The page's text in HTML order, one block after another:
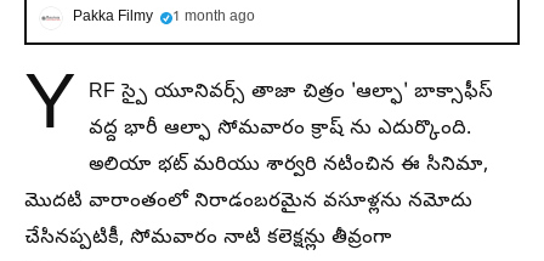
Pakka Filmy 1 month ago
Y RF స్పై యూనివర్స్ తాజా చిత్రం 'ఆల్ఫా' బాక్సాఫీస్
వద్ద భారీ ఆల్ఫా సోమవారం క్రాష్ ను ఎదుర్కొంది.
అలియా భట్ మరియు శార్వరి నటించిన ఈ సినిమా,
మొదటి వారాంతంలో నిరాడంబరమైన వసూళ్లను నమోదు
చేసినప్పటికీ, సోమవారం నాటి కలెక్షన్లు తీవ్రంగా